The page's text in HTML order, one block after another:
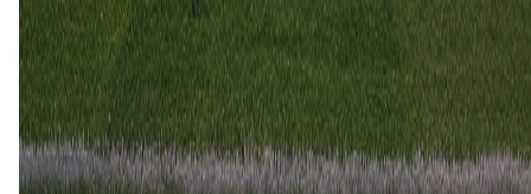
FK Haugesund
Moss
1
16 feb 2025
FK Haugesund